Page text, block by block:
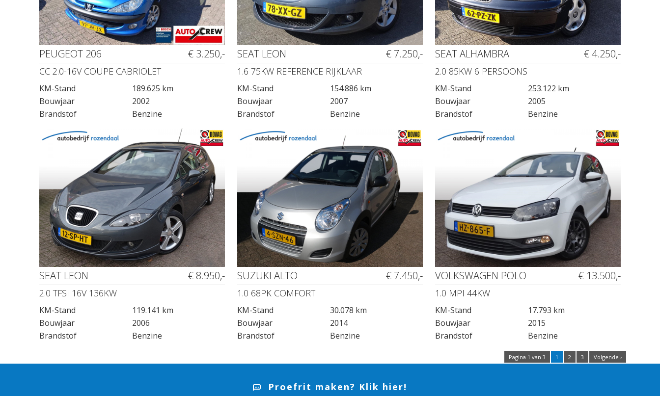
PEUGEOT 206 € 3.250,-
CC 2.0-16V COUPE CABRIOLET
KM-Stand
189.625 km
Bouwjaar
2002
Brandstof
Benzine
SEAT LEON € 7.250,-
1.6 75KW REFERENCE RIJKLAAR
KM-Stand
154.886 km
Bouwjaar
2007
Brandstof
Benzine
SEAT ALHAMBRA € 4.250,-
2.0 85KW 6 PERSOONS
KM-Stand
253.122 km
Bouwjaar
2005
Brandstof
Benzine
SEAT LEON € 8.950,-
2.0 TFSI 16V 136KW
KM-Stand
119.141 km
Bouwjaar
2006
Brandstof
Benzine
SUZUKI ALTO € 7.450,-
1.0 68PK COMFORT
KM-Stand
30.078 km
Bouwjaar
2014
Brandstof
Benzine
VOLKSWAGEN POLO € 13.500,-
1.0 MPI 44KW
KM-Stand
17.793 km
Bouwjaar
2015
Brandstof
Benzine
Pagina 1 van 3 1 2 3 Volgende ›
Proefrit maken? Klik hier!